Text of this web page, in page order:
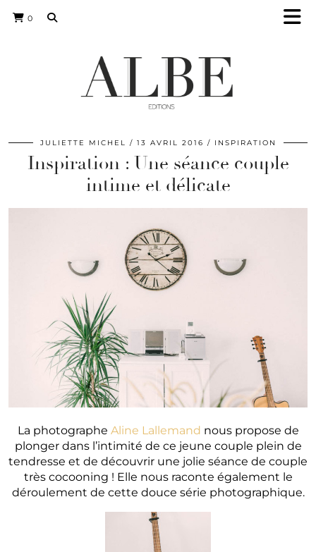
0
JULIETTE MICHEL 13 AVRIL 2016 INSPIRATION
Inspiration : Une séance couple
intime et délicate
La photographe Aline Lallemand nous propose de
plonger dans l’intimité de ce jeune couple plein de
tendresse et de découvrir une jolie séance de couple
très cocooning ! Elle nous raconte également le
déroulement de cette douce série photographique.